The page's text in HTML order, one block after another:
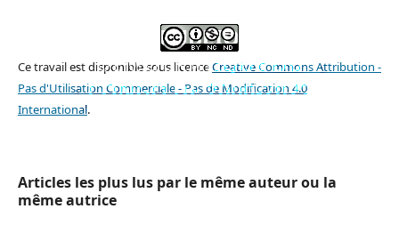
RÉPUBLIQUE
DÉMOCRATIQUE DU
CONGO DE 2000-2022
Ce travail est disponible sous licenceCreative Commons Attribution -
Pas d'Utilisation Commerciale - Pas de Modification 4.0
International.
Articles les plus lus par le même auteur ou la
même autrice